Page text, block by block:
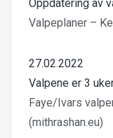
Oppdatering av
Valpeplaner –
27.02.2022
Valpene er 3
Faye/Ivars
(mithrashan.eu)